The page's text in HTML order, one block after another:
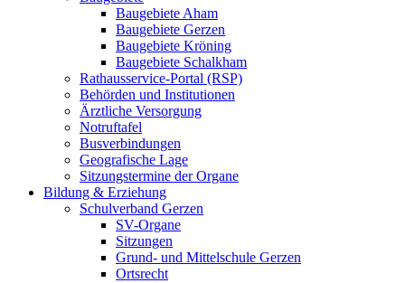
Baugebiete Aham
Baugebiete Gerzen
Baugebiete Kröning
Baugebiete Schalkham
Rathausservice-Portal (RSP)
Behörden und Institutionen
Ärztliche Versorgung
Notruftafel
Busverbindungen
Geografische Lage
Sitzungstermine der Organe
Bildung & Erziehung
Schulverband Gerzen
SV-Organe
Sitzungen
Grund- und Mittelschule Gerzen
Ortsrecht